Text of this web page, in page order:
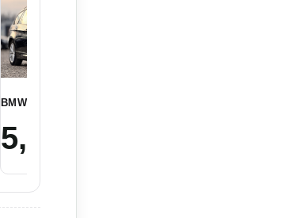
BMW E91 - 2010 - Euro 5
5,899